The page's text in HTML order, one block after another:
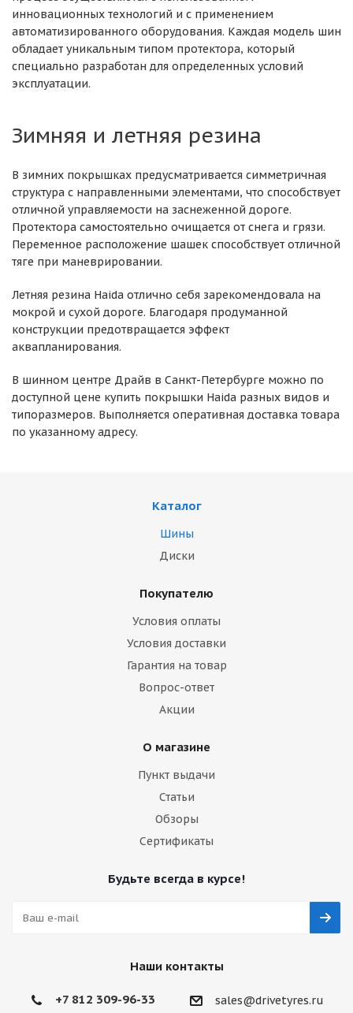
инновационных технологий и с применением
автоматизированного оборудования. Каждая модель шин
обладает уникальным типом протектора, который
специально разработан для определенных условий
эксплуатации.
Зимняя и летняя резина
В зимних покрышках предусматривается симметричная
структура с направленными элементами, что способствует
отличной управляемости на заснеженной дороге.
Протектора самостоятельно очищается от снега и грязи.
Переменное расположение шашек способствует отличной
тяге при маневрировании.
Летняя резина Haida отлично себя зарекомендовала на
мокрой и сухой дороге. Благодаря продуманной
конструкции предотвращается эффект
аквапланирования.
В шинном центре Драйв в Санкт-Петербурге можно по
доступной цене купить покрышки Haida разных видов и
типоразмеров. Выполняется оперативная доставка товара
по указанному адресу.
Каталог
Шины
Диски
Покупателю
Условия оплаты
Условия доставки
Гарантия на товар
Вопрос-ответ
Акции
О магазине
Пункт выдачи
Статьи
Обзоры
Сертификаты
Будьте всегда в курсе!
Наши контакты
+7 812 309-96-33 sales@drivetyres.ru